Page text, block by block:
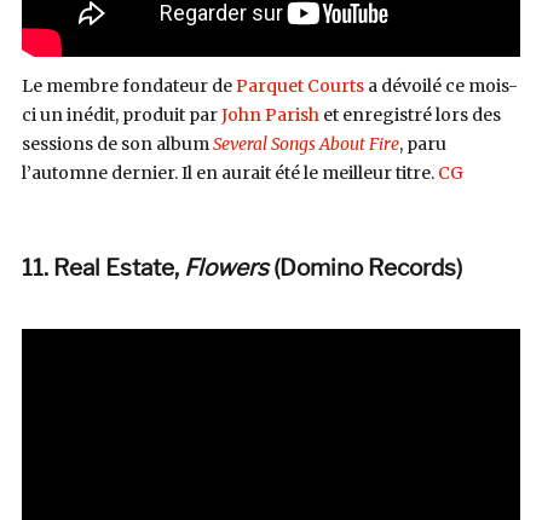
Le membre fondateur deParquet Courtsa dévoilé ce mois-
ci un inédit, produit parJohn Parishet enregistré lors des
sessions de son albumSeveral Songs About Fire, paru
l’automne dernier. Il en aurait été le meilleur titre. CG
11. Real Estate,Flowers(Domino Records)